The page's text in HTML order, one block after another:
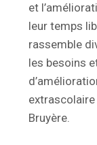
et
leur temps
rassemble
les besoins
Bruyère.